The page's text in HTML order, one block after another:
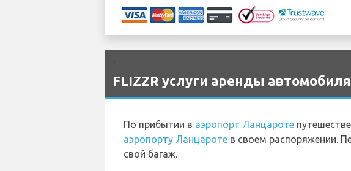
FLIZZR услуги аренды
По прибытии в аэропорт Ланцароте
аэропорту Ланцароте в своем распоряжении.
свой багаж.